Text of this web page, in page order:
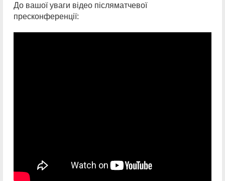
До вашої уваги відео післяматчевої
пресконференції: